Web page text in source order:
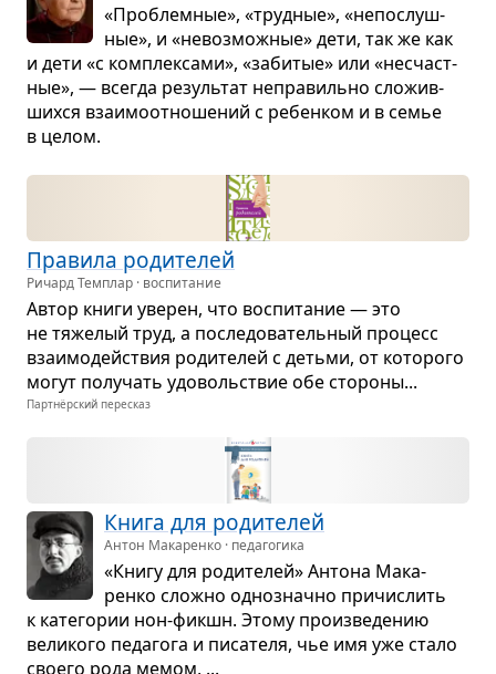
«Про­блем­ные», «труд­ные», «непо­слуш­
ные», и «невоз­мож­ные» дети, так же как
и дети «с ком­плек­сами», «заби­тые» или «несчаст­
ные», — все­гда резуль­тат непра­вильно сло­жив­
шихся вза­и­мо­от­но­ше­ний с ребен­ком и в семье
в целом.
Пра­вила роди­те­лей
Ричард Темплар · воспитание
Автор книги уве­рен, что вос­пи­та­ние — это
не тяже­лый труд, а после­до­ва­тель­ный про­цесс
вза­и­мо­действия роди­те­лей с детьми, от кото­рого
могут полу­чать удо­воль­ствие обе сто­роны...
Партнёрский пересказ
Книга для роди­те­лей
Антон Макаренко · педагогика
«Книгу для роди­те­лей» Антона Мака­
ренко сложно одно­значно при­чис­лить
к кате­го­рии нон-фикшн. Этому про­из­ве­де­нию
вели­кого педа­гога и писа­теля, чье имя уже стало
сво­его рода мемом, ...